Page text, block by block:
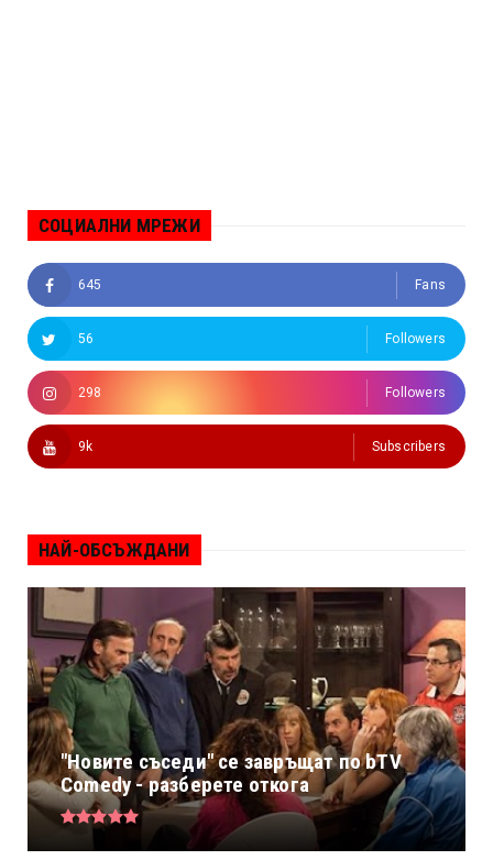
СОЦИАЛНИ МРЕЖИ
645 Fans
56 Followers
298 Followers
9k Subscribers
НАЙ-ОБСЪЖДАНИ
"Новите съседи" се завръщат по bTV
Comedy - разберете откога